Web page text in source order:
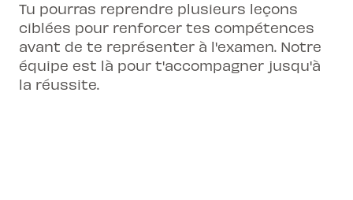
Tu pourras reprendre plusieurs leçons
ciblées pour renforcer tes compétences
avant de te représenter à l'examen. Notre
équipe est là pour t'accompagner jusqu'à
la réussite.